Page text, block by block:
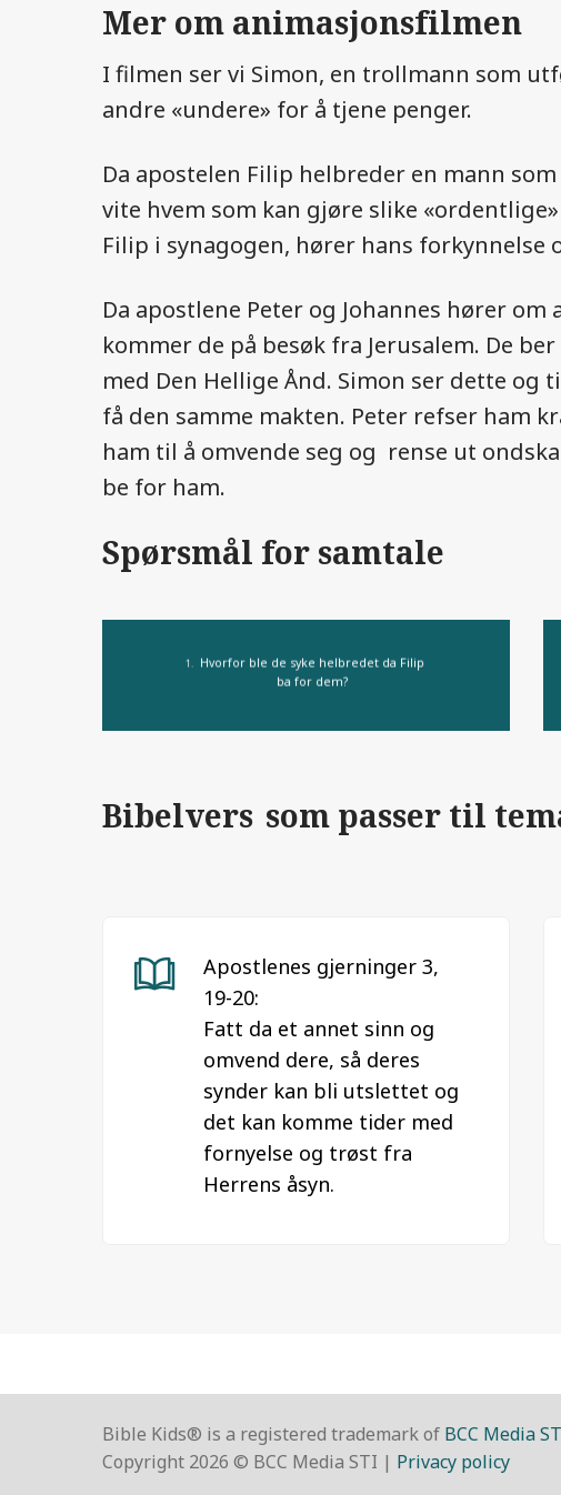
Mer om animasjonsfilmen
I filmen ser vi Simon, en trollmann som
andre «undere» for å tjene penger.
Da apostelen Filip helbreder en mann
vite hvem som kan gjøre slike
Filip i synagogen, hører hans forkynnelse
Da apostlene Peter og Johannes hører
kommer de på besøk fra Jerusalem. De
med Den Hellige Ånd. Simon ser dette og
få den samme makten. Peter refser ham
ham til å omvende seg og rense ut
be for ham.
Spørsmål for samtale
Hvorfor ble de syke helbredet da Filip
ba for dem?
Bibelvers som passer til
Apostlenes gjerninger 3,
19-20:
Fatt da et annet sinn og
omvend dere, så deres
synder kan bli utslettet og
det kan komme tider med
fornyelse og trøst fra
Herrens åsyn.
Bible Kids® is a registered trademark of BCC Media
Copyright 2026 © BCC Media STI | Privacy policy